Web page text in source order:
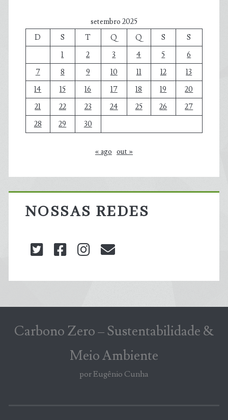
setembro 2025
D
S T Q Q S
S
1
2 3 4 5
6
7
8 9 10 11 12
13
14
15 16 17 18 19
20
21
22 23 24 25 26
27
28
29 30
« ago out »
NOSSAS REDES
twitterfacebookinstagram
Carbono Zero – Sustentabilidade &
Meio Ambiente
por Eugênio Cunha